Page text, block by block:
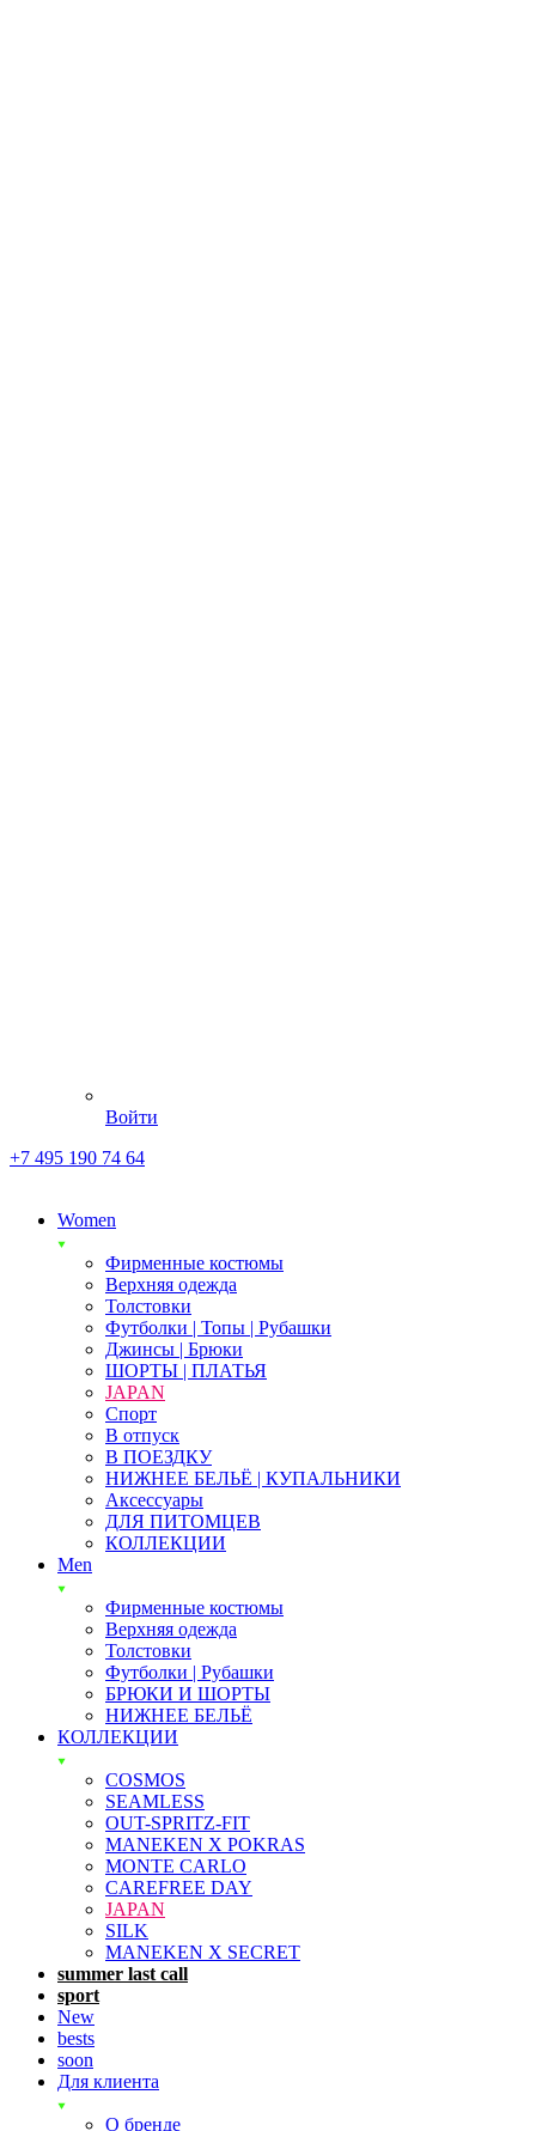
Войти
+7 495 190 74 64
Women
Фирменные костюмы
Верхняя одежда
Толстовки
Футболки | Топы | Рубашки
Джинсы | Брюки
ШОРТЫ | ПЛАТЬЯ
JAPAN
Спорт
В отпуск
В ПОЕЗДКУ
НИЖНЕЕ БЕЛЬЁ | КУПАЛЬНИКИ
Аксессуары
ДЛЯ ПИТОМЦЕВ
КОЛЛЕКЦИИ
Men
Фирменные костюмы
Верхняя одежда
Толстовки
Футболки | Рубашки
БРЮКИ И ШОРТЫ
НИЖНЕЕ БЕЛЬЁ
КОЛЛЕКЦИИ
COSMOS
SEAMLESS
OUT-SPRITZ-FIT
MANEKEN X POKRAS
MONTE CARLO
CAREFREE DAY
JAPAN
SILK
MANEKEN X SECRET
summer last call
sport
New
bests
soon
Для клиента
О бренде